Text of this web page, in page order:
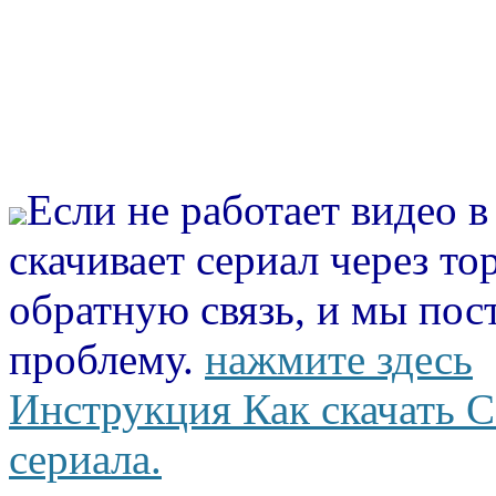
Если не работает видео
скачивает сериал через
обратную связь, и мы
проблему. нажмите здесь
Инструкция Как скачать
сериала.